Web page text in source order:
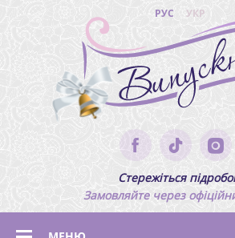
РУС УКР
Стережіться
Замовляйте через